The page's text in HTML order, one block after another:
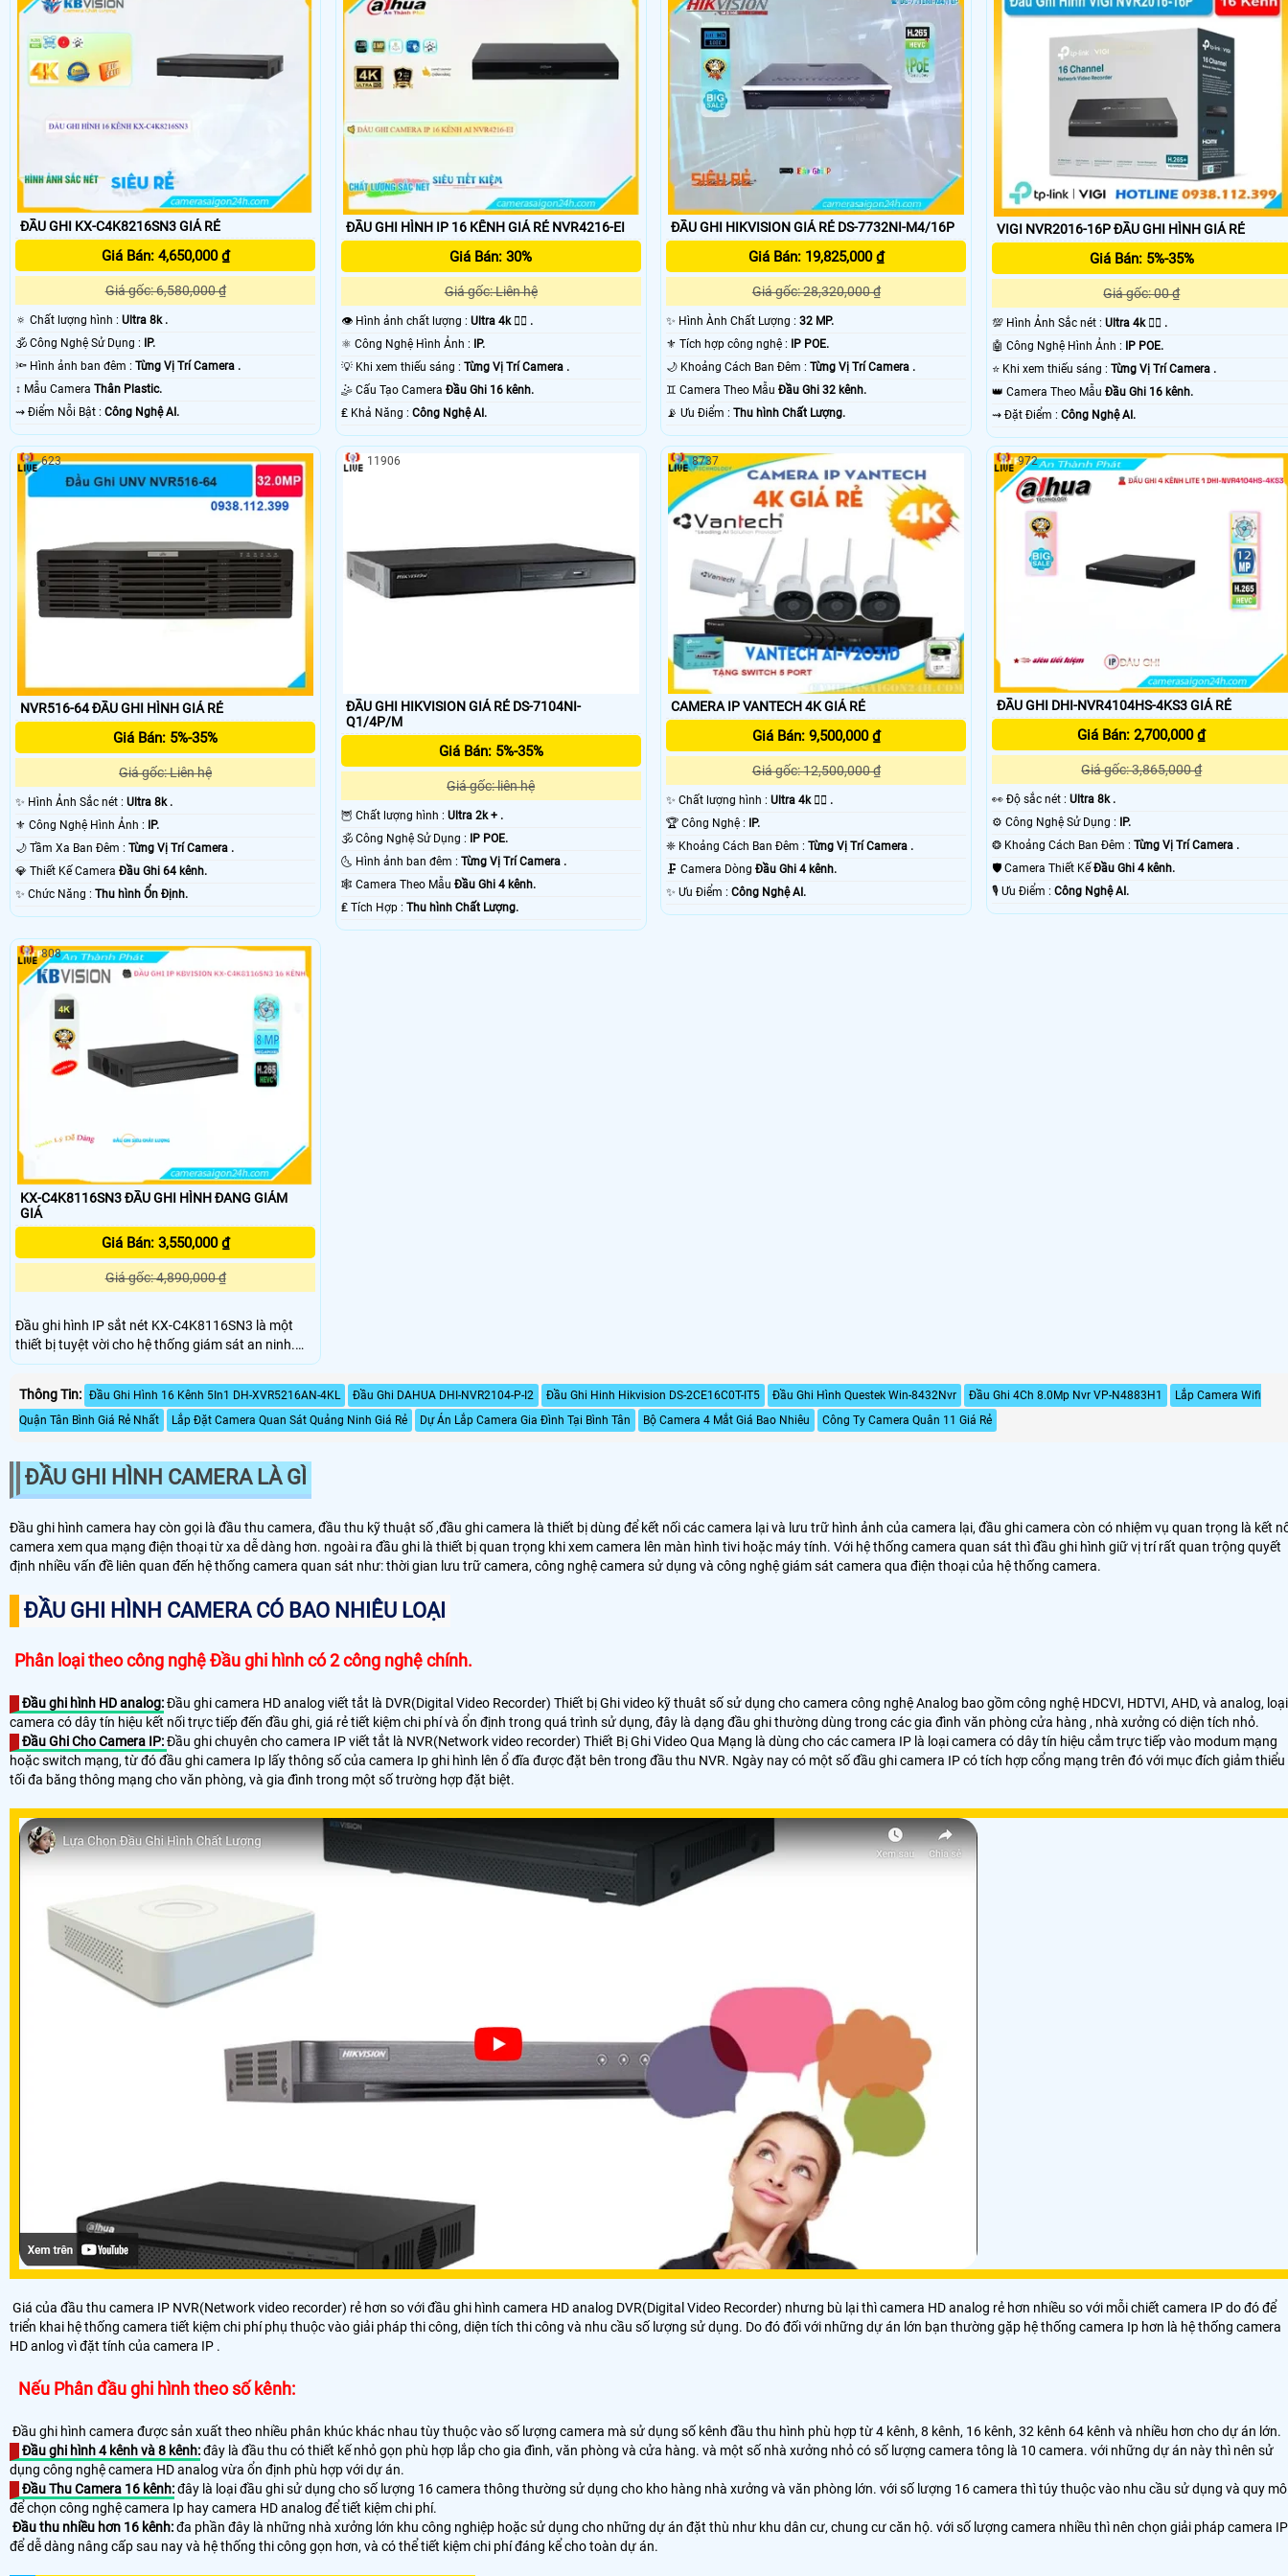
'
ĐẦU GHI KX-C4K8216SN3 GIÁ RẺ
Giá Bán: 4,650,000 ₫
Giá gốc: 6,580,000 ₫
🔅 Chất lượng hình : Ultra 8k .
🕉️ Công Nghệ Sử Dụng :
IP.
🔦 Hình ảnh ban đêm : Từng Vị Trí Camera .
↕️ Mẫu Camera Thân Plastic.
️⇝ Điểm Nỗi Bật : Công Nghệ AI.
ĐẦU GHI HÌNH IP 16 KÊNH GIÁ RẺ NVR4216-EI
Giá Bán: 30%
Giá gốc: Liên hệ
👁 Hình ảnh chất lượng : Ultra 4k 👍🏾 .
⚛️ Công Nghệ Hình Ảnh :
IP.
💡 Khi xem thiếu sáng : Từng Vị Trí Camera .
🤹 Cấu Tạo Camera Đầu Ghi 16 kênh.
️₤ Khả Năng : Công Nghệ AI.
ĐẦU GHI HIKVISION GIÁ RẺ DS-7732NI-M4/16P
Giá Bán: 19,825,000 ₫
Giá gốc: 28,320,000 ₫
✨ Hình Ành Chất Lượng :32 MP.
⚜️ Tích hợp công nghệ :
IP POE.
🌙 Khoảng Cách Ban Đêm :Từng Vị Trí Camera .
♊ Camera Theo MẫuĐầu Ghi 32 kênh.
️📡 Ưu Điểm :Thu hình Chất Lượng.
VIGI NVR2016-16P ĐẦU GHI HÌNH GIÁ RẺ
Giá Bán: 5%-35%
Giá gốc: 00 ₫
💯 Hình Ảnh Sắc nét : Ultra 4k 👍🏾 .
🤖️ Công Nghệ Hình Ảnh : IP POE.
⭐ Khi xem thiếu sáng : Từng Vị Trí Camera .
👑 Camera Theo Mẫu Đầu Ghi 16 kênh.
️⇝ Đặt Điểm : Công Nghệ AI.
NVR516-64 ĐẦU GHI HÌNH GIÁ RẺ
Giá Bán: 5%-35%
Giá gốc: Liên hệ
✨ Hình Ảnh Sắc nét : Ultra 8k .
⚜️ Công Nghệ Hình Ảnh : IP.
🌙 Tầm Xa Ban Đêm : Từng Vị Trí Camera .
💎 Thiết Kế Camera Đầu Ghi 64 kênh.
️✨ Chức Năng : Thu hình Ổn Định.
623
ĐẦU GHI HIKVISION GIÁ RẺ DS-7104NI-
Q1/4P/M
Giá Bán: 5%-35%
Giá gốc: liên hệ
🦉 Chất lượng hình : Ultra 2k + .
🕉️ Công Nghệ Sử Dụng : IP POE.
🌜 Hình ảnh ban đêm : Từng Vị Trí Camera .
🕸️ Camera Theo Mẫu Đầu Ghi 4 kênh.
️₤ Tích Hợp : Thu hình Chất Lượng.
11906
CAMERA IP VANTECH 4K GIÁ RẺ
Giá Bán: 9,500,000 ₫
Giá gốc: 12,500,000 ₫
✨ Chất lượng hình :Ultra 4k 👍🏾 .
🏆 Công Nghệ : IP.
❈ Khoảng Cách Ban Đêm :Từng Vị Trí Camera .
🗜️ Camera DòngĐầu Ghi 4 kênh.
️✨ Ưu Điểm :Công Nghệ AI.
8737
ĐẦU GHI DHI-NVR4104HS-4KS3 GIÁ RẺ
Giá Bán: 2,700,000 ₫
Giá gốc: 3,865,000 ₫
️👀 Độ sắc nét : Ultra 8k .
⚙ Công Nghệ Sử Dụng :
IP.
❂ Khoảng Cách Ban Đêm : Từng Vị Trí Camera .
🛡 Camera Thiết Kế Đầu Ghi 4 kênh.
️🎙 Ưu Điểm : Công Nghệ AI.
972
KX-C4K8116SN3 ĐẦU GHI HÌNH ĐANG GIẢM
GIÁ
Giá Bán: 3,550,000 ₫
Giá gốc: 4,890,000 ₫
Đầu ghi hình IP sắt nét KX-C4K8116SN3 là một
thiết bị tuyệt vời cho hệ thống giám sát an ninh.
Với chip xử lý hình ảnh SMD Plus, nó mang đến khả
năng xử lý hình ảnh mượt mà và chất lượng cao.
Thiết bị còn được trang bị công nghệ xử lý hình
ảnh động cao cấp, giúp nắm bắt mọi chi tiết trong
808
Thông Tin: Đầu Ghi Hình 16 Kênh 5In1 DH-XVR5216AN-4KL Đầu Ghi DAHUA DHI-NVR2104-P-I2 Đầu Ghi Hinh Hikvision DS-2CE16C0T-IT5 Đầu Ghi Hình Questek Win-8432Nvr Đầu Ghi 4Ch 8.0Mp Nvr VP-N4883H1
Lắp Camera Wifi
Quận Tân Bình Giá Rẻ Nhất
Lắp Đặt Camera Quan Sát Quảng Ninh Giá Rẻ Dự Án Lắp Camera Gia Đình Tại Bình Tân Bộ Camera 4 Mắt Giá Bao Nhiêu Công Ty Camera Quân 11 Giá Rẻ
ĐẦU GHI HÌNH CAMERA LÀ GÌ
Đầu ghi hình camera hay còn gọi là đầu thu camera, đầu thu kỹ thuật số ,đầu ghi camera là thiết bị dùng để kết nối các camera lại và lưu trữ hình ảnh của camera lại, đầu ghi camera còn có nhiệm vụ quan trọng là kết
camera xem qua mạng điện thoại từ xa dễ dàng hơn. ngoài ra đầu ghi là thiết bị quan trọng khi xem camera lên màn hình tivi hoặc máy tính. Với hệ thống camera quan sát thì đầu ghi hình giữ vị trí rất quan trộng quyết
định nhiều vấn đề liên quan đến hệ thống camera quan sát như: thời gian lưu trữ camera, công nghệ camera sử dụng và công nghệ giám sát camera qua điện thoại của hệ thống camera.
ĐẦU GHI HÌNH CAMERA CÓ BAO NHIÊU LOẠI
Phân loại theo công nghệ Đầu ghi hình có 2 công nghệ chính.
Đầu ghi hình HD analog:Đầu ghi camera HD analog viết tắt là DVR(Digital Video Recorder) Thiết bị Ghi video kỹ thuât số sử dụng cho camera công nghệ Analog bao gồm công nghệ HDCVI, HDTVI, AHD, và analog, loại
camera có dây tín hiệu kết nối trực tiếp đến đầu ghi, giá rẻ tiết kiệm chi phí và ổn định trong quá trình sử dụng, đây là dạng đầu ghi thường dùng trong các gia đình văn phòng cửa hàng , nhà xưởng có diện tích nhỏ.
Đầu Ghi Cho Camera IP:Đầu ghi chuyên cho camera IP viết tắt là NVR(Network video recorder) Thiết Bị Ghi Video Qua Mạng là dùng cho các camera IP là loại camera có dây tín hiệu cắm trực tiếp vào modum mạng
hoặc switch mạng, từ đó đầu ghi camera Ip lấy thông số của camera Ip ghi hình lên ổ đĩa được đặt bên trong đầu thu NVR. Ngày nay có một số đầu ghi camera IP có tích hợp cổng mạng trên đó với mục đích giảm thiểu
tối đa băng thông mạng cho văn phòng, và gia đình trong một số trường hợp đặt biệt.
Giá của đầu thu camera IP NVR(Network video recorder) rẻ hơn so với đầu ghi hình camera HD analog DVR(Digital Video Recorder) nhưng bù lại thì camera HD analog rẻ hơn nhiều so với mỗi chiết camera IP do đó để
triển khai hệ thống camera tiết kiệm chi phí phụ thuộc vào giải pháp thi công, diện tích thi công và nhu cầu số lượng sử dụng. Do đó đối với những dự án lớn bạn thường gặp hệ thống camera Ip hơn là hệ thống camera
HD anlog vì đặt tính của camera IP .
Nếu Phân đầu ghi hình theo số kênh:
Đầu ghi hình camera được sản xuất theo nhiều phân khúc khác nhau tùy thuộc vào số lượng camera mà sử dụng số kênh đầu thu hình phù hợp từ 4 kênh, 8 kênh, 16 kênh, 32 kênh 64 kênh và nhiều hơn cho dự án lớn.
Đầu ghi hình 4 kênh và 8 kênh:đây là đầu thu có thiết kế nhỏ gọn phù hợp lắp cho gia đình, văn phòng và cửa hàng. và một số nhà xưởng nhỏ có số lượng camera tông là 10 camera. với những dự án này thì nên sử
dụng công nghệ camera HD analog vừa ổn định phù hợp với dự án.
Đầu Thu Camera 16 kênh:đây là loại đầu ghi sử dụng cho số lượng 16 camera thông thường sử dụng cho kho hàng nhà xưởng và văn phòng lớn. với số lượng 16 camera thì túy thuộc vào nhu cầu sử dụng và quy mô
để chọn công nghệ camera Ip hay camera HD analog để tiết kiệm chi phí.
Đầu thu nhiều hơn 16 kênh:đa phần đây là những nhà xưởng lớn khu công nghiệp hoặc sử dụng cho những dự án đặt thù như khu dân cư, chung cư căn hộ. với số lượng camera nhiều thì nên chọn giải pháp camera IP
để dễ dàng nâng cấp sau nay và hệ thống thi công gọn hơn, và có thể tiết kiệm chi phí đáng kể cho toàn dự án.